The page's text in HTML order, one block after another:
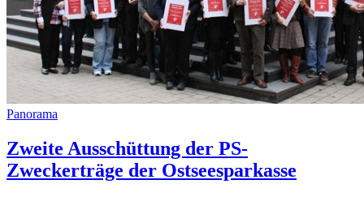
Panorama
Zweite Ausschüttung der PS-
Zweckerträge der Ostseesparkasse